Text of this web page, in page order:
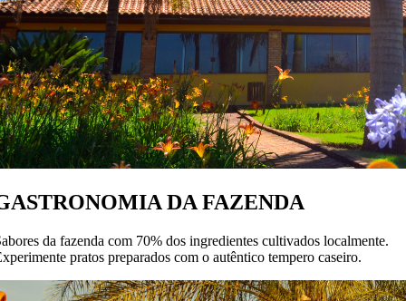
DA FAZENDA
da fazenda com 70% dos ingredientes cultivados localmente.
pratos preparados com o autêntico tempero caseiro.